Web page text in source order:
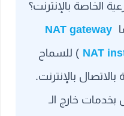
الخاصة بالإنترنت؟
NAT gateway
NAT ) للسماح
بالإنترنت.
بخدمات خارج الـ